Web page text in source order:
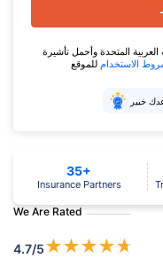
المتحدة وأحمل تأشيرة
الاستخدام
We Are Rated
4.7/5★★★★★
35+
Insurance Partners